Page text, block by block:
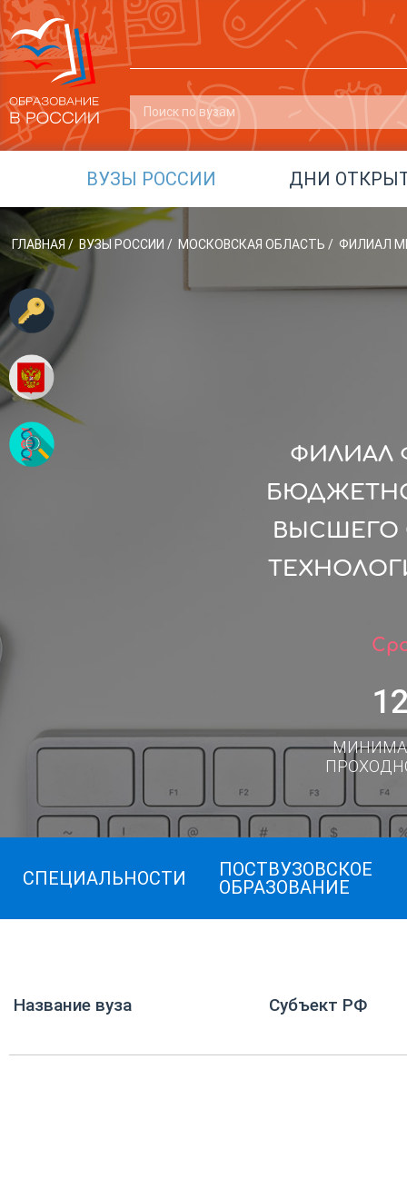
ВУЗЫ РОССИИ ДНИ
ГЛАВНАЯ / ВУЗЫ РОССИИ / МОСКОВСКАЯ ОБЛАСТЬ / ФИЛИАЛ
ФИЛИАЛ
ВЫСШЕГО
СПЕЦИАЛЬНОСТИ
ПОСТВУЗОВСКОЕ
ОБРАЗОВАНИЕ
Название вуза Субъект РФ